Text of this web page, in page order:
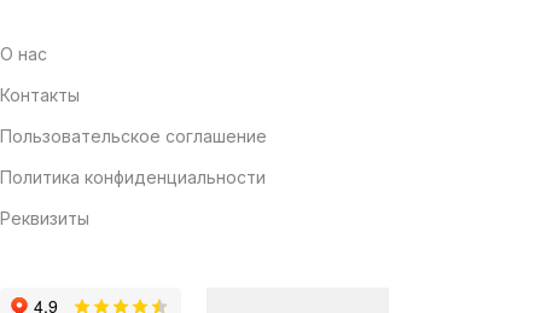
О нас
Контакты
Пользовательское соглашение
Политика конфиденциальности
Реквизиты